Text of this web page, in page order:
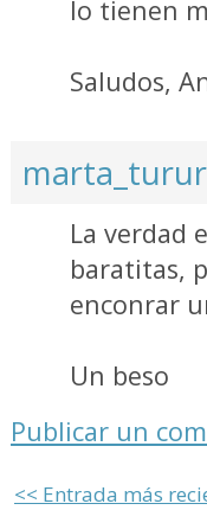
lo tienen
Saludos,
La verdad
baratitas,
enconrar
Un beso
Publicar un
<< Entrada más